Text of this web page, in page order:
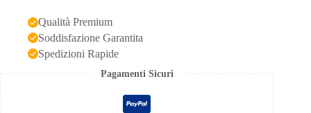
Qualità Premium
Soddisfazione Garantita
Spedizioni Rapide
Pagamenti Sicuri